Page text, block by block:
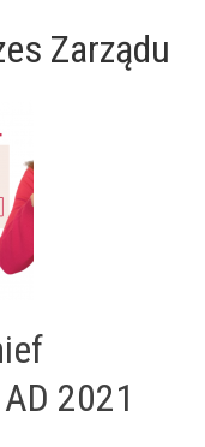
Zarządu
2021